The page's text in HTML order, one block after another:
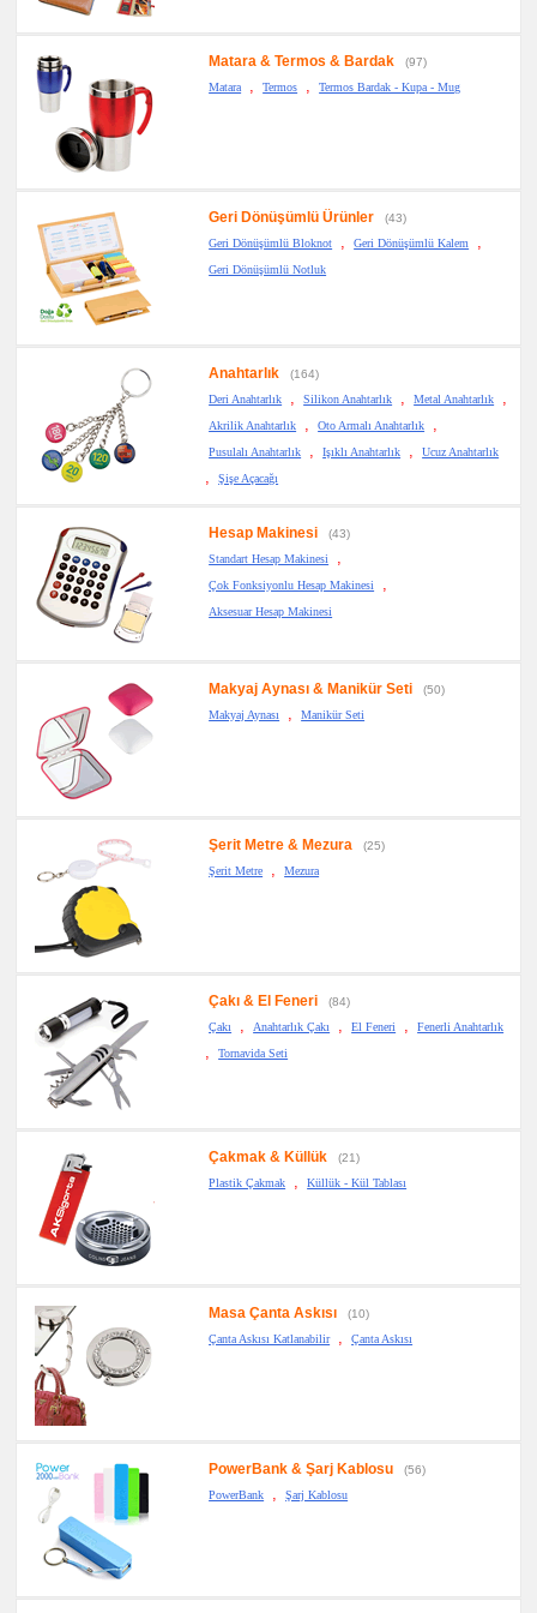
Matara & Termos & Bardak
(97)
Matara
, Termos , Termos Bardak - Kupa - Mug
Geri Dönüşümlü Ürünler
(43)
Geri Dönüşümlü Bloknot
, Geri Dönüşümlü Kalem ,
Geri Dönüşümlü Notluk
Anahtarlık
(164)
Deri Anahtarlık
, Silikon Anahtarlık , Metal Anahtarlık ,
Akrilik Anahtarlık , Oto Armalı Anahtarlık ,
Pusulalı Anahtarlık , Işıklı Anahtarlık , Ucuz Anahtarlık
, Şişe Açacağı
Hesap Makinesi
(43)
Standart Hesap Makinesi
,
Çok Fonksiyonlu Hesap Makinesi ,
Aksesuar Hesap Makinesi
Makyaj Aynası & Manikür Seti
(50)
Makyaj Aynası
, Manikür Seti
Şerit Metre & Mezura
(25)
Şerit Metre
, Mezura
Çakı & El Feneri
(84)
Çakı
, Anahtarlık Çakı , El Feneri , Fenerli Anahtarlık
, Tornavida Seti
Çakmak & Küllük
(21)
Plastik Çakmak
, Küllük - Kül Tablası
Masa Çanta Askısı
(10)
Çanta Askısı Katlanabilir
, Çanta Askısı
PowerBank & Şarj Kablosu
(56)
PowerBank
, Şarj Kablosu
Seti
Gör
promosyon
Ajanda
&
Organizer
Matara
&
Termos
Bardak
promosyon
promosyon
Anahtarlık
promosyon
Hesap
Makinesi
Aynası
&
Manikür
Seti
promosyon
Şerit
Metre
promosyon
Çakmak
&
Küllük
promosyon
Masa
Çanta
promosyon
PowerBank
&
Şarj
Kablosu
promosyon
Flash
promosyon
Saat
promosyon
Kalem
promosyon
Kalem
Kalemlik
promosyon
Kartvizitlik
promosyon
Radyo
&
Bloknot
promosyon
Bardak
&
Para
promosyon
Evrak
&
Sekreter
Bloknot
promosyon